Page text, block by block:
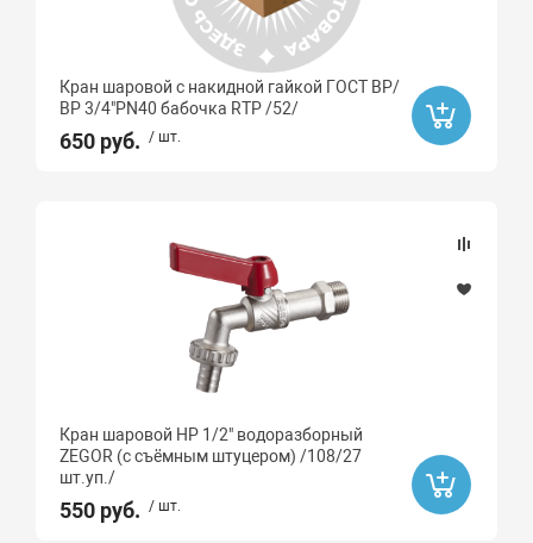
Кран шаровой с накидной гайкой ГОСТ ВР/
ВР 3/4"PN40 бабочка RTP /52/
650 руб. / шт.
Кран шаровой НР 1/2" водоразборный
ZEGOR (с съёмным штуцером) /108/27
шт.уп./
550 руб. / шт.